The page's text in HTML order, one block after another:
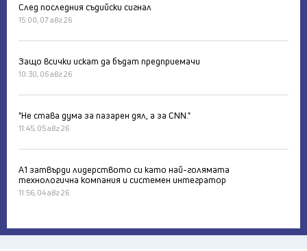
След последния съдийски сигнал
15:00, 07 авг 26
Защо всички искат да бъдат предприемачи
10:30, 06 авг 26
"Не става дума за пазарен дял, а за CNN."
11:45, 05 авг 26
А1 затвърди лидерството си като най-голямата
технологична компания и системен интегратор
11:56, 04 авг 26